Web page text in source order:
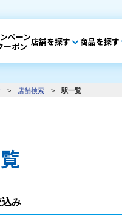
ペーン
ーポン 店舗を探す 商品を探す
> 店舗検索 > 駅一覧
込み